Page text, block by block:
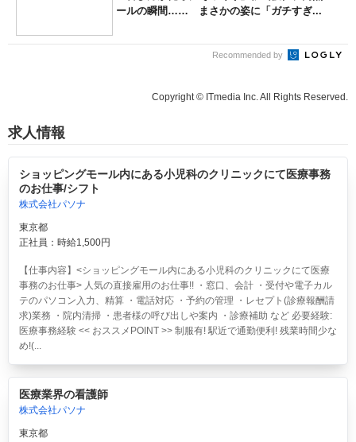
ールの瞬間…… まさかの姿に「ガチすぎ...
Recommended by
Copyright © ITmedia Inc. All Rights Reserved.
求人情報
ショッピングモール内にある小児科のクリニックにて医療事務
のお仕事/シフト
株式会社パソナ
東京都
正社員：時給1,500円
【仕事内容】<ショッピングモール内にある小児科のクリニックにて医療
事務のお仕事> 人気の直接雇用のお仕事!! ・窓口、会計 ・受付や電子カル
テのパソコン入力、精算 ・電話対応 ・予約の管理 ・レセプト(診療報酬請
求)業務 ・院内清掃 ・患者様の呼び出しや案内 ・診療補助 など 必要経験:
医療事務経験 << おススメPOINT >> 制服有! 駅近で通勤便利! 残業時間少な
め!(...
医療業界の看護師
株式会社パソナ
東京都